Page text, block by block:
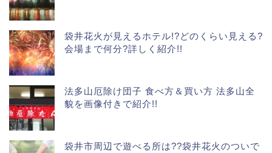
袋井花火が見えるホテル!?どのくらい見える?
会場まで何分?詳しく紹介!!
法多山厄除け団子 食べ方＆買い方 法多山全
貌を画像付きで紹介!!
袋井市周辺で遊べる所は??袋井花火のついで